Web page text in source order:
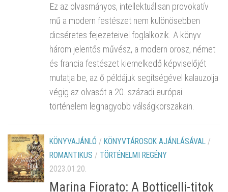
Ez az olvasmányos, intellektuálisan provokatív
mű a modern festészet nem különösebben
dicséretes fejezeteivel foglalkozik. A könyv
három jelentős művész, a modern orosz, német
és francia festészet kiemelkedő képviselőjét
mutatja be, az ő példájuk segítségével kalauzolja
végig az olvasót a 20. századi európai
történelem legnagyobb válságkorszakain.
KÖNYVAJÁNLÓ / KÖNYVTÁROSOK AJÁNLÁSÁVAL /
ROMANTIKUS / TÖRTÉNELMI REGÉNY
2023.01.20.
Marina Fiorato: A Botticelli-titok